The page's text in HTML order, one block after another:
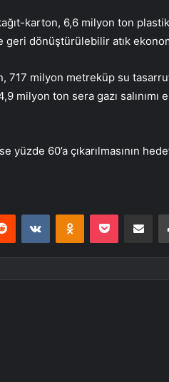
karton, 6,6 milyon ton
dönüştürülebilir atık
717 milyon metreküp su
milyon ton sera gazı salınımı
yüzde 60’a çıkarılmasının
Reddit VKontakteOdnoklassniki
Pocket E-